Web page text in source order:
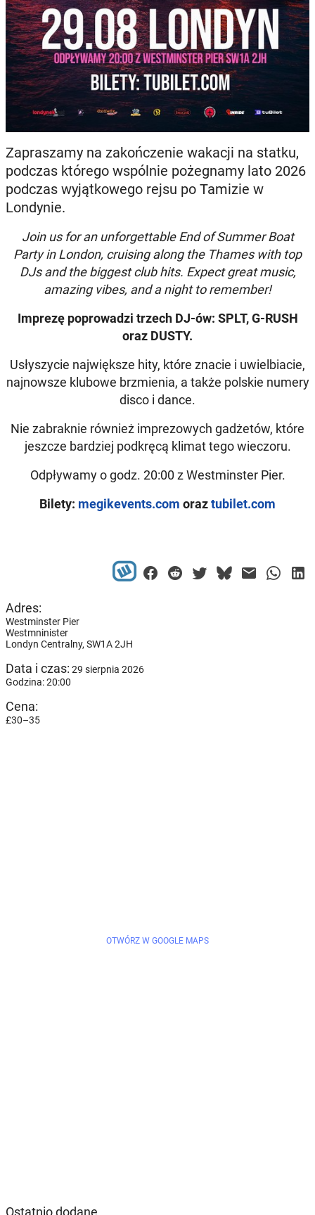
Zapraszamy na zakończenie wakacji na statku,
podczas którego wspólnie pożegnamy lato 2026
podczas wyjątkowego rejsu po Tamizie w
Londynie.
Join us for an unforgettable End of Summer Boat
Party in London, cruising along the Thames with top
DJs and the biggest club hits. Expect great music,
amazing vibes, and a night to remember!
Imprezę poprowadzi trzech DJ-ów: SPLT, G-RUSH
oraz DUSTY.
Usłyszycie największe hity, które znacie i uwielbiacie,
najnowsze klubowe brzmienia, a także polskie numery
disco i dance.
Nie zabraknie również imprezowych gadżetów, które
jeszcze bardziej podkręcą klimat tego wieczoru.
Odpływamy o godz. 20:00 z Westminster Pier.
Bilety: megikevents.com oraztubilet.com
Adres:
Westminster Pier
Westmninister
Londyn Centralny, SW1A 2JH
Data i czas: 29 sierpnia 2026
Godzina: 20:00
Cena:
£30–35
OTWÓRZ W GOOGLE MAPS
Ostatnio dodane